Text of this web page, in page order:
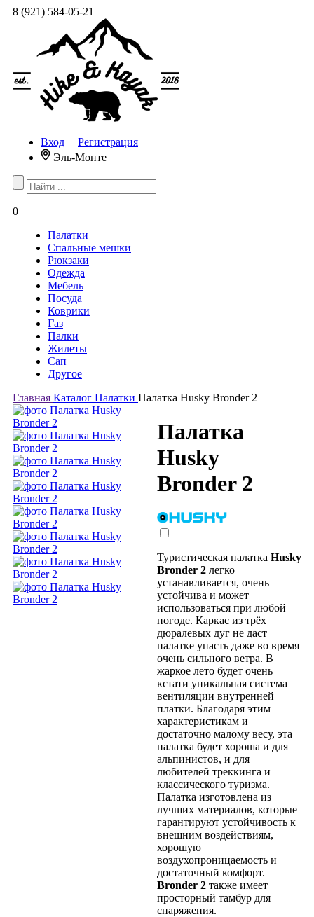
8 (921) 584-05-21
Вход | Регистрация
Эль-Монте
0
Палатки
Спальные мешки
Рюкзаки
Одежда
Мебель
Посуда
Коврики
Газ
Палки
Жилеты
Сап
Другое
Главная Каталог Палатки Палатка Husky Bronder 2
Палатка
Husky
Bronder 2
Туристическая палатка Husky
Bronder 2 легко
устанавливается, очень
устойчива и может
использоваться при любой
погоде. Каркас из трёх
дюралевых дуг не даст
палатке упасть даже во время
очень сильного ветра. В
жаркое лето будет очень
кстати уникальная система
вентиляции внутренней
платки. Благодаря этим
характеристикам и
достаточно малому весу, эта
палатка будет хороша и для
альпинистов, и для
любителей треккинга и
классического туризма.
Палатка изготовлена из
лучших материалов, которые
гарантируют устойчивость к
внешним воздействиям,
хорошую
воздухопроницаемость и
достаточный комфорт.
Bronder 2 также имеет
просторный тамбур для
снаряжения.